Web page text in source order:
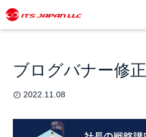
ブログバナー修正
2022.11.08